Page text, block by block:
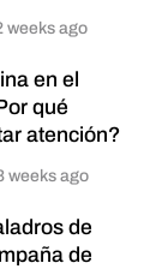
weeks ago
en el
qué
atención?
weeks ago
de
de